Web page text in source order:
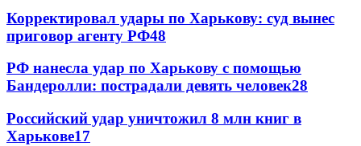
Корректировал удары по Харькову: суд вынес
приговор агенту РФ48
РФ нанесла удар по Харькову с помощью
Бандеролли: пострадали девять человек28
Российский удар уничтожил 8 млн книг в
Харькове17